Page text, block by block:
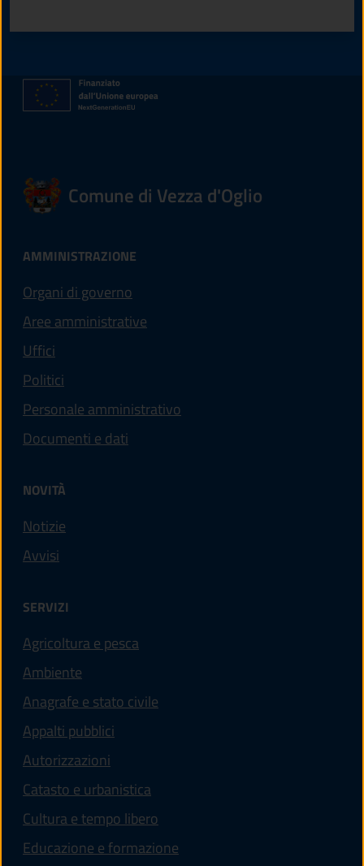
Comune di Vezza d'Oglio
AMMINISTRAZIONE
Organi di governo
Aree amministrative
Uffici
Politici
Personale amministrativo
Documenti e dati
NOVITÀ
Notizie
Avvisi
SERVIZI
Agricoltura e pesca
Ambiente
Anagrafe e stato civile
Appalti pubblici
Autorizzazioni
Catasto e urbanistica
Cultura e tempo libero
Educazione e formazione